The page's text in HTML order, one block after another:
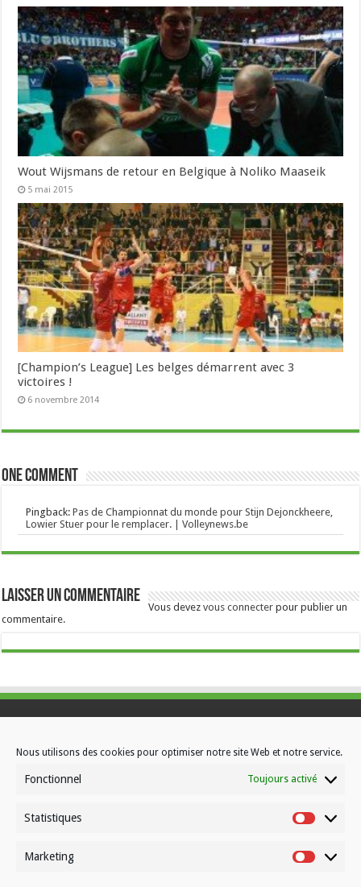
Nous utilisons des cookies pour optimiser notre site Web et notre service.
Fonctionnel Toujours activé
Statistiques
Marketing
Wout Wijsmans de retour en Belgique à Noliko Maaseik
5 mai 2015
[Champion’s League] Les belges démarrent avec 3
victoires !
6 novembre 2014
One comment
Pingback:Pas de Championnat du monde pour Stijn Dejonckheere,
Lowier Stuer pour le remplacer. | Volleynews.be
Laisser un commentaire
Vous devezvous connecter pour publier un
commentaire.
Contactez-nous
Choisissez votre formule d’abonnement